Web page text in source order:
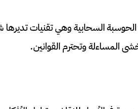
السحابية وهي تقنيات
المساءلة وتحترم القوانين.